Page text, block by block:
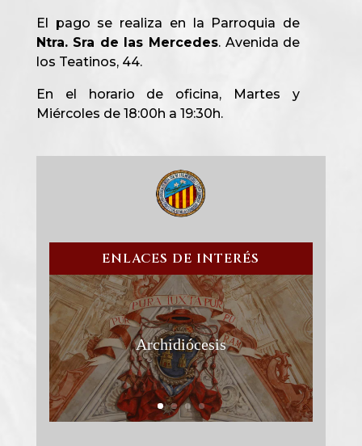
El pago se realiza en la Parroquia de
Ntra. Sra de las Mercedes. Avenida de
los Teatinos, 44.
En el horario de oficina, Martes y
Miércoles de 18:00h a 19:30h.
ENLACES DE INTERÉS
Archidiócesis